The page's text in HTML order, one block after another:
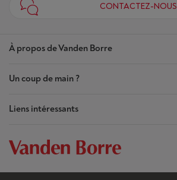
À propos de Vanden Borre
Nos magasins
Contrat de Confiance
Plan du site
Un coup de main ?
Mes commandes
Demande de réparation
Liens intéressants
Outlet
CONTACTEZ-NOUS